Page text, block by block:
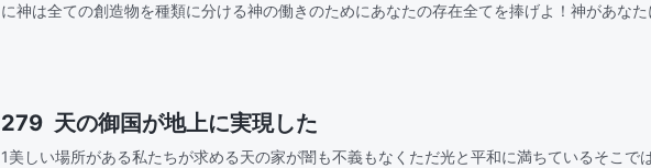
に神は全ての創造物を種類に分ける神の働きのためにあなたの存在全てを捧げよ！神があなた
279 天の御国が地上に実現した
1美しい場所がある私たちが求める天の家が闇も不義もなくただ光と平和に満ちているそこで